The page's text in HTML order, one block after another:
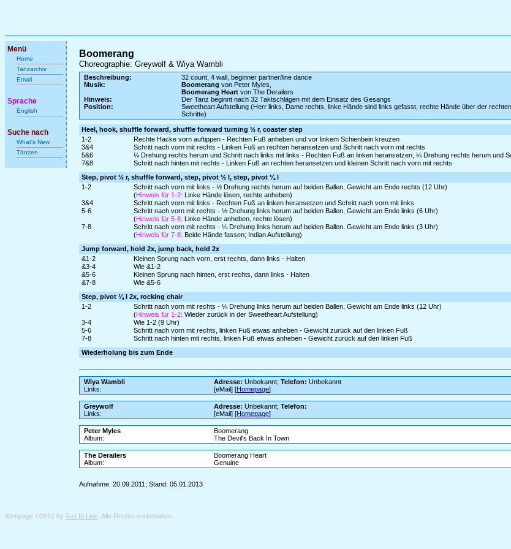
Menü
Home
Tanzarchiv
Email
Sprache
English
Suche nach
What's New
Tänzen
Boomerang
Choreographie: Greywolf & Wiya Wambli
Beschreibung:
32 count, 4 wall, beginner partner/line dance
Musik:
Boomerang von Peter Myles,
Boomerang Heart von The Derailers
Hinweis:
Der Tanz beginnt nach 32 Taktschlägen mit dem Einsatz des Gesangs
Position:
Sweetheart Aufstellung (Herr links, Dame rechts, linke Hände sind links gefasst, rechte Hände über der
Schritte)
Heel, hook, shuffle forward, shuffle forward turning ½ r, coaster step
1-2
Rechte Hacke vorn auftippen - Rechten Fuß anheben und vor linkem Schienbein kreuzen
3&4
Schritt nach vorn mit rechts - Linken Fuß an rechten heransetzen und Schritt nach vorn mit rechts
5&6
¼ Drehung rechts herum und Schritt nach links mit links - Rechten Fuß an linken heransetzen, ¼ Drehung rechts herum und
7&8
Schritt nach hinten mit rechts - Linken Fuß an rechten heransetzen und kleinen Schritt nach vorn mit rechts
Step, pivot ½ r, shuffle forward, step, pivot ½ l, step, pivot ¼ l
1-2
Schritt nach vorn mit links - ½ Drehung rechts herum auf beiden Ballen, Gewicht am Ende rechts (12 Uhr)
(Hinweis für 1-2: Linke Hände lösen, rechte anheben)
3&4
Schritt nach vorn mit links - Rechten Fuß an linken heransetzen und Schritt nach vorn mit links
5-6
Schritt nach vorn mit rechts - ½ Drehung links herum auf beiden Ballen, Gewicht am Ende links (6 Uhr)
(Hinweis für 5-6: Linke Hände anheben, rechte lösen)
7-8
Schritt nach vorn mit rechts - ¼ Drehung links herum auf beiden Ballen, Gewicht am Ende links (3 Uhr)
(Hinweis für 7-8: Beide Hände fassen; Indian Aufstellung)
Jump forward, hold 2x, jump back, hold 2x
&1-2
Kleinen Sprung nach vorn, erst rechts, dann links - Halten
&3-4
Wie &1-2
&5-6
Kleinen Sprung nach hinten, erst rechts, dann links - Halten
&7-8
Wie &5-6
Step, pivot ¼ l 2x, rocking chair
1-2
Schritt nach vorn mit rechts - ¼ Drehung links herum auf beiden Ballen, Gewicht am Ende links (12 Uhr)
(Hinweis für 1-2: Wieder zurück in der Sweetheart Aufstellung)
3-4
Wie 1-2 (9 Uhr)
5-6
Schritt nach vorn mit rechts, linken Fuß etwas anheben - Gewicht zurück auf den linken Fuß
7-8
Schritt nach hinten mit rechts, linken Fuß etwas anheben - Gewicht zurück auf den linken Fuß
Wiederholung bis zum Ende
Wiya Wambli Adresse: Unbekannt;Telefon: Unbekannt
Links:
[eMail] [Homepage]
Greywolf Adresse: Unbekannt;Telefon:
Links:
[eMail] [Homepage]
Peter Myles
Boomerang
Album:
The Devil's Back In Town
The Derailers
Boomerang Heart
Album:
Genuine
Aufnahme: 20.09.2011; Stand: 05.01.2013
Webpage ©2012 by Get In Line . Alle Rechte vorbehalten.